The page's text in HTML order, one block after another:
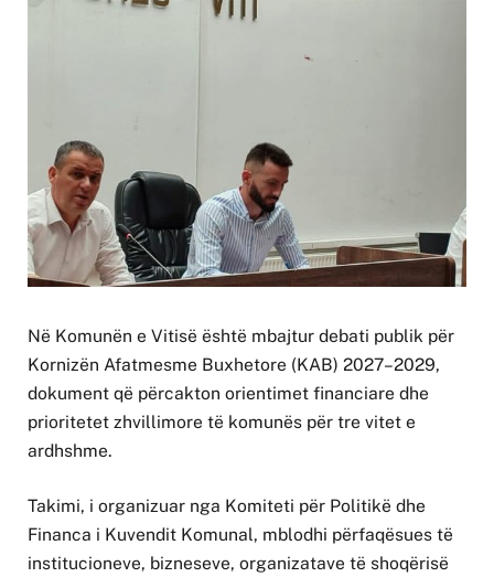
Në Komunën e Vitisë është mbajtur debati publik për
Kornizën Afatmesme Buxhetore (KAB) 2027–2029,
dokument që përcakton orientimet financiare dhe
prioritetet zhvillimore të komunës për tre vitet e
ardhshme.
Takimi, i organizuar nga Komiteti për Politikë dhe
Financa i Kuvendit Komunal, mblodhi përfaqësues të
institucioneve, bizneseve, organizatave të shoqërisë